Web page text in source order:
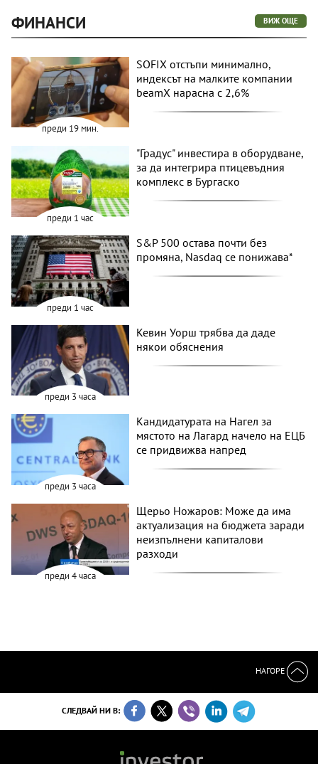
ФИНАНСИ ВИЖ ОЩЕ
преди 19 мин.
SOFIX отстъпи минимално,
индексът на малките компании
beamX нарасна с 2,6%
преди 1 час
"Градус" инвестира в оборудване,
за да интегрира птицевъдния
комплекс в Бургаско
преди 1 час
S&P 500 остава почти без
промяна, Nasdaq се понижава*
преди 3 часа
Кевин Уорш трябва да даде
някои обяснения
преди 3 часа
Кандидатурата на Нагел за
мястото на Лагард начело на ЕЦБ
се придвижва напред
преди 4 часа
Щерьо Ножаров: Може да има
актуализация на бюджета заради
неизпълнени капиталови
разходи
НАГОРЕ
СЛЕДВАЙ НИ В: